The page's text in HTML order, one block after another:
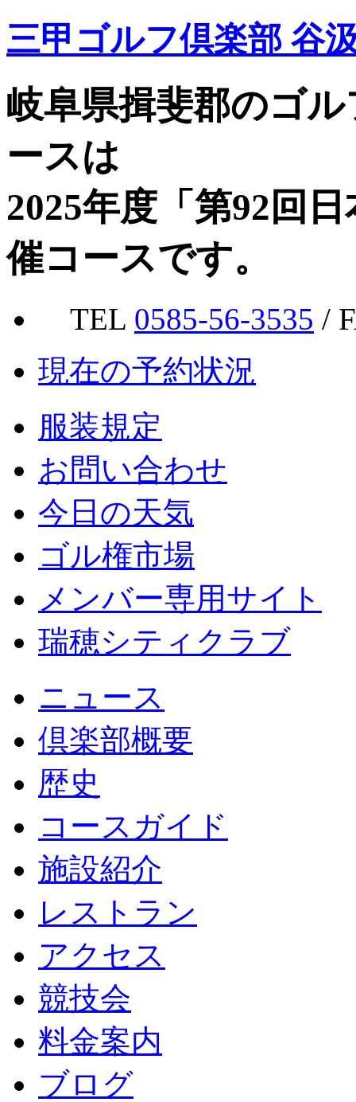
三甲ゴルフ倶楽部 谷
岐阜県揖斐郡のゴ
ースは
2025年度「第92回
催コースです。
TEL 0585-56-3535 /
現在の予約状況
服装規定
お問い合わせ
今日の天気
ゴル権市場
メンバー専用サイト
瑞穂シティクラブ
ニュース
倶楽部概要
歴史
コースガイド
施設紹介
レストラン
アクセス
競技会
料金案内
ブログ